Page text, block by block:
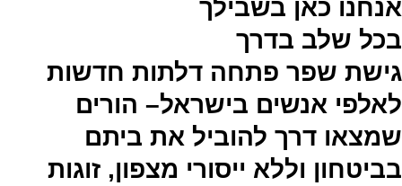
אנחנו כאן בשבילך
בכל שלב בדרך
גישת שפר פתחה דלתות חדשות
לאלפי אנשים בישראל– הורים
שמצאו דרך להוביל את ביתם
בביטחון וללא ייסורי מצפון, זוגות